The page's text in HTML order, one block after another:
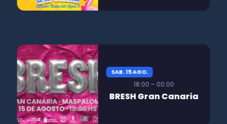
SAB. 15 AGO.
18:00 – 00:00
BRESH Gran Canaria